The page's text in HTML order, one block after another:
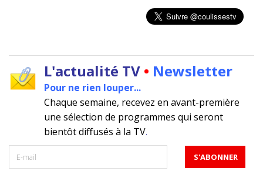
L'actualité TV • Newsletter
Pour ne rien louper...
Chaque semaine, recevez en avant-première
une sélection de programmes qui seront
bientôt diffusés à la TV.